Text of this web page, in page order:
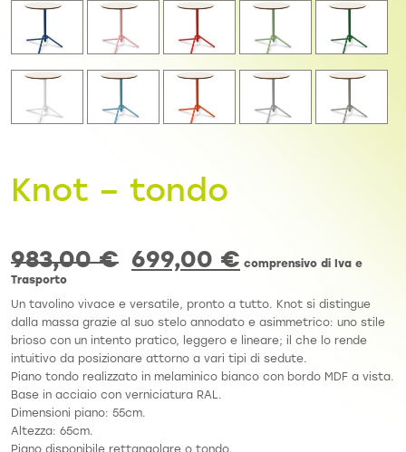
Knot – tondo
983,00€ 699,00 € comprensivo di Iva e
Trasporto
Un tavolino vivace e versatile, pronto a tutto. Knot si distingue
dalla massa grazie al suo stelo annodato e asimmetrico: uno stile
brioso con un intento pratico, leggero e lineare; il che lo rende
intuitivo da posizionare attorno a vari tipi di sedute.
Piano tondo realizzato in melaminico bianco con bordo MDF a vista.
Base in acciaio con verniciatura RAL.
Dimensioni piano: 55cm.
Altezza: 65cm.
Piano disponibile rettangolare o tondo.